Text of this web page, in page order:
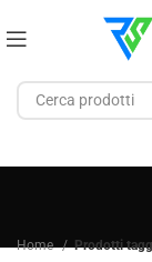
Home Prodotti